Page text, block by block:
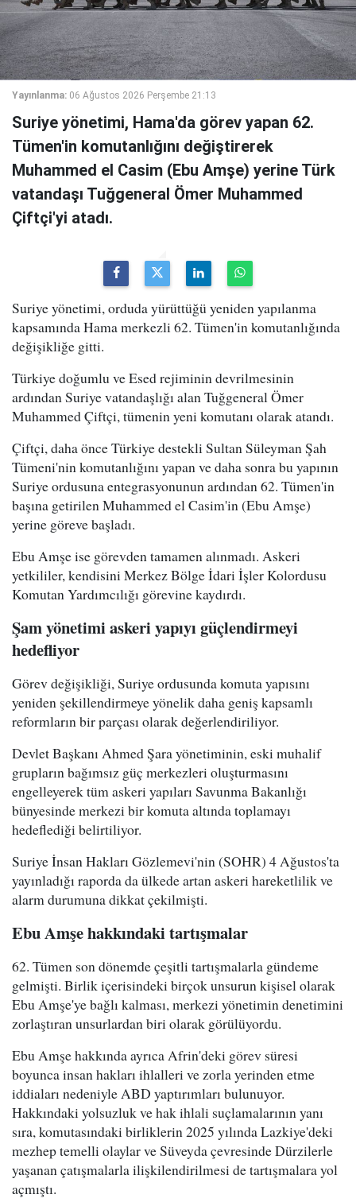
Yayınlanma: 06 Ağustos 2026 Perşembe 21:13
Suriye yönetimi, Hama'da görev yapan 62.
Tümen'in komutanlığını değiştirerek
Muhammed el Casim (Ebu Amşe) yerine Türk
vatandaşı Tuğgeneral Ömer Muhammed
Çiftçi'yi atadı.
Suriye yönetimi, orduda yürüttüğü yeniden yapılanma
kapsamında Hama merkezli 62. Tümen'in komutanlığında
değişikliğe gitti.
Türkiye doğumlu ve Esed rejiminin devrilmesinin
ardından Suriye vatandaşlığı alan Tuğgeneral Ömer
Muhammed Çiftçi, tümenin yeni komutanı olarak atandı.
Çiftçi, daha önce Türkiye destekli Sultan Süleyman Şah
Tümeni'nin komutanlığını yapan ve daha sonra bu yapının
Suriye ordusuna entegrasyonunun ardından 62. Tümen'in
başına getirilen Muhammed el Casim'in (Ebu Amşe)
yerine göreve başladı.
Ebu Amşe ise görevden tamamen alınmadı. Askeri
yetkililer, kendisini Merkez Bölge İdari İşler Kolordusu
Komutan Yardımcılığı görevine kaydırdı.
Şam yönetimi askeri yapıyı güçlendirmeyi
hedefliyor
Görev değişikliği, Suriye ordusunda komuta yapısını
yeniden şekillendirmeye yönelik daha geniş kapsamlı
reformların bir parçası olarak değerlendiriliyor.
Devlet Başkanı Ahmed Şara yönetiminin, eski muhalif
grupların bağımsız güç merkezleri oluşturmasını
engelleyerek tüm askeri yapıları Savunma Bakanlığı
bünyesinde merkezi bir komuta altında toplamayı
hedeflediği belirtiliyor.
Suriye İnsan Hakları Gözlemevi'nin (SOHR) 4 Ağustos'ta
yayınladığı raporda da ülkede artan askeri hareketlilik ve
alarm durumuna dikkat çekilmişti.
Ebu Amşe hakkındaki tartışmalar
62. Tümen son dönemde çeşitli tartışmalarla gündeme
gelmişti. Birlik içerisindeki birçok unsurun kişisel olarak
Ebu Amşe'ye bağlı kalması, merkezi yönetimin denetimini
zorlaştıran unsurlardan biri olarak görülüyordu.
Ebu Amşe hakkında ayrıca Afrin'deki görev süresi
boyunca insan hakları ihlalleri ve zorla yerinden etme
iddiaları nedeniyle ABD yaptırımları bulunuyor.
Hakkındaki yolsuzluk ve hak ihlali suçlamalarının yanı
sıra, komutasındaki birliklerin 2025 yılında Lazkiye'deki
mezhep temelli olaylar ve Süveyda çevresinde Dürzilerle
yaşanan çatışmalarla ilişkilendirilmesi de tartışmalara yol
açmıştı.